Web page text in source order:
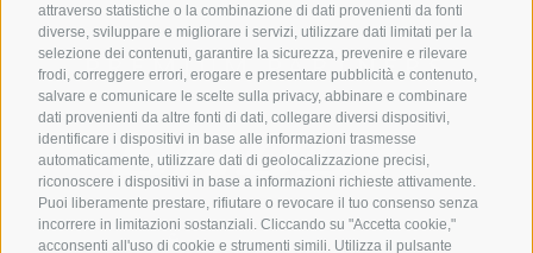
attraverso statistiche o la combinazione di dati provenienti da fonti
diverse, sviluppare e migliorare i servizi, utilizzare dati limitati per la
selezione dei contenuti, garantire la sicurezza, prevenire e rilevare
frodi, correggere errori, erogare e presentare pubblicità e contenuto,
salvare e comunicare le scelte sulla privacy, abbinare e combinare
dati provenienti da altre fonti di dati, collegare diversi dispositivi,
identificare i dispositivi in base alle informazioni trasmesse
automaticamente, utilizzare dati di geolocalizzazione precisi,
riconoscere i dispositivi in base a informazioni richieste attivamente.
Puoi liberamente prestare, rifiutare o revocare il tuo consenso senza
incorrere in limitazioni sostanziali. Cliccando su "Accetta cookie,"
acconsenti all'uso di cookie e strumenti simili. Utilizza il pulsante
PREMIUM PARTNERS